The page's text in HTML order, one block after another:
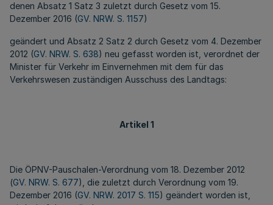
denen Absatz 1 Satz 3 zuletzt durch Gesetz vom 15.
Dezember 2016 (GV. NRW. S. 1157)
geändert und Absatz 2 Satz 2 durch Gesetz vom 4. Dezember
2012 (GV. NRW. S. 638) neu gefasst worden ist, verordnet der
Minister für Verkehr im Einvernehmen mit dem für das
Verkehrswesen zuständigen Ausschuss des Landtags:
Artikel 1
Die ÖPNV-Pauschalen-Verordnung vom 18. Dezember 2012
(GV. NRW. S. 677), die zuletzt durch Verordnung vom 19.
Dezember 2016 (GV. NRW. 2017 S. 115) geändert worden ist,